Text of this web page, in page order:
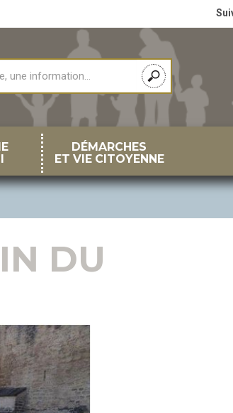
DÉMARCHES
ET VIE CITOYENNE
DU